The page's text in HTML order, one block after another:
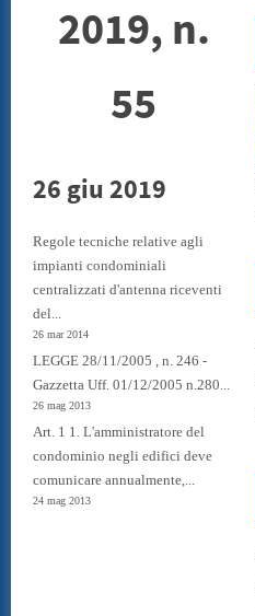
2019, n.
55
26 giu 2019
Regole tecniche relative agli
impianti condominiali
centralizzati d'antenna riceventi
del...
26 mar 2014
LEGGE 28/11/2005 , n. 246 -
Gazzetta Uff. 01/12/2005 n.280...
26 mag 2013
Art. 1 1. L'amministratore del
condominio negli edifici deve
comunicare annualmente,...
24 mag 2013